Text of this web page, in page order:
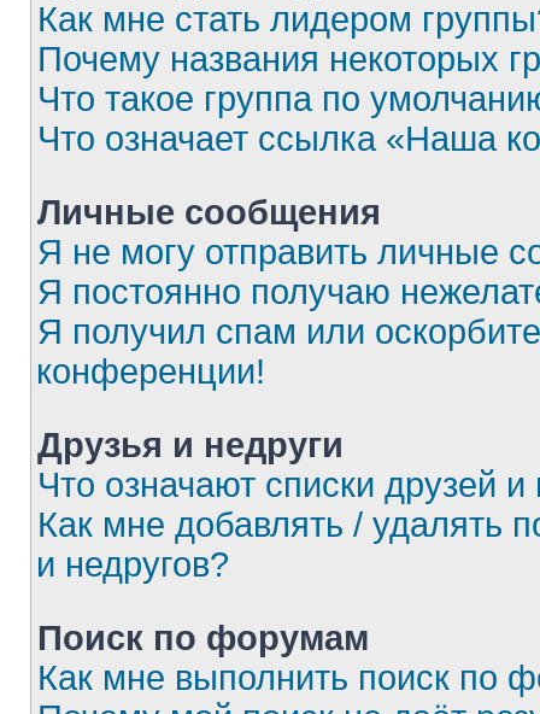
Как мне стать лидером
Почему названия некоторых
Что такое группа по
Что означает ссылка «Наша
Личные сообщения
Я не могу отправить личные
Я постоянно получаю
Я получил спам или
конференции!
Друзья и недруги
Что означают списки друзей и
Как мне добавлять / удалять
и недругов?
Поиск по форумам
Как мне выполнить поиск по